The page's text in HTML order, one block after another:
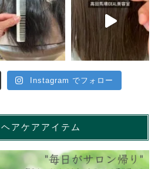
Instagram でフォロー
アケアアイテム